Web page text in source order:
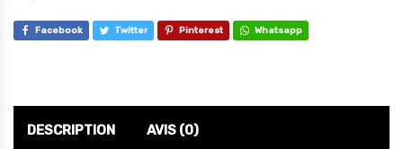
Facebook Twitter Pinterest Whatsapp
DESCRIPTION AVIS (0)